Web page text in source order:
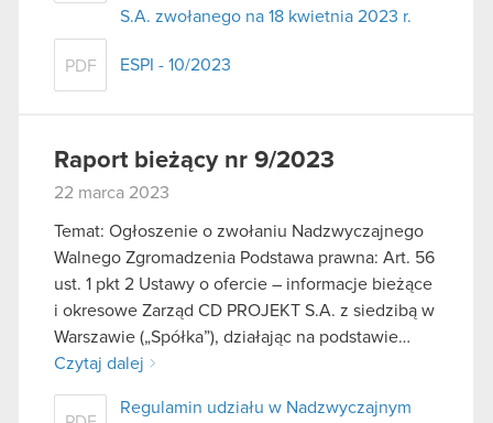
S.A. zwołanego na 18 kwietnia 2023 r.
PDF ESPI - 10/2023
Raport bieżący nr 9/2023
22 marca 2023
Temat: Ogłoszenie o zwołaniu Nadzwyczajnego
Walnego Zgromadzenia Podstawa prawna: Art. 56
ust. 1 pkt 2 Ustawy o ofercie – informacje bieżące
i okresowe Zarząd CD PROJEKT S.A. z siedzibą w
Warszawie („Spółka”), działając na podstawie…
Czytaj dalej
Regulamin udziału w Nadzwyczajnym